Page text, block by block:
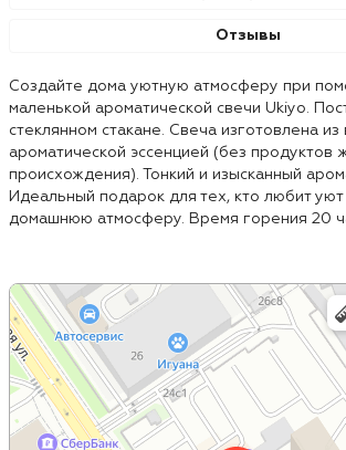
Отзывы
Создайте дома уютную атмосферу при
маленькой ароматической свечи Ukiyo.
стеклянном стакане. Свеча изготовлена из
ароматической эссенцией (без продуктов
происхождения). Тонкий и изысканный
Идеальный подарок для тех, кто любит уют
домашнюю атмосферу. Время горения 20